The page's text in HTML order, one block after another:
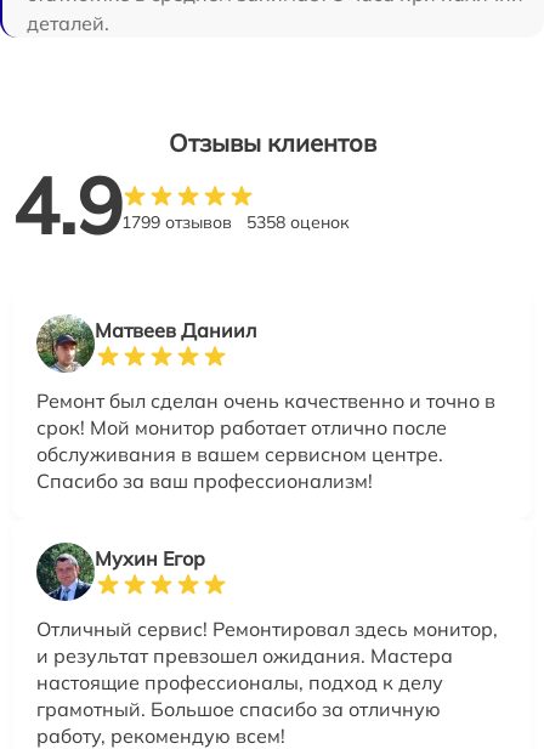
деталей.
Отзывы клиентов
4.91799 отзывов 5358 оценок
Матвеев Даниил
Ремонт был сделан очень качественно и точно в
срок! Мой монитор работает отлично после
обслуживания в вашем сервисном центре.
Спасибо за ваш профессионализм!
Мухин Егор
Отличный сервис! Ремонтировал здесь монитор,
и результат превзошел ожидания. Мастера
настоящие профессионалы, подход к делу
грамотный. Большое спасибо за отличную
работу, рекомендую всем!